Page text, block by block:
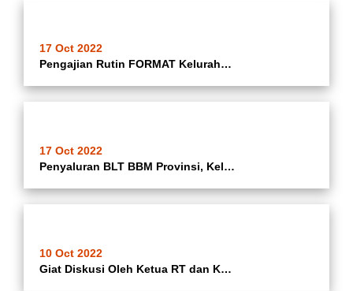
17 Oct 2022
Pengajian Rutin FORMAT Kelurahan Kebon Besar
17 Oct 2022
Penyaluran BLT BBM Provinsi, Kelurahan Kebon Besar di Kecamatan Batuceper
10 Oct 2022
Giat Diskusi Oleh Ketua RT dan Ketua RW Oleh Dinas Lingkungan Hidup kota tangerang bersama Sekretaris Poris Jaya Bersama Kasie Tapem Poris Jaya